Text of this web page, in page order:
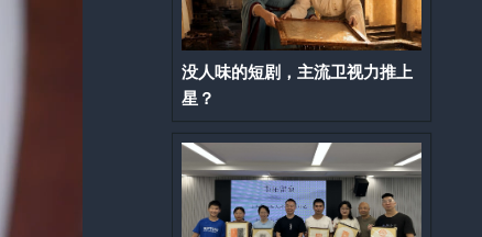
没人味的短剧，主流卫视力推上
星？